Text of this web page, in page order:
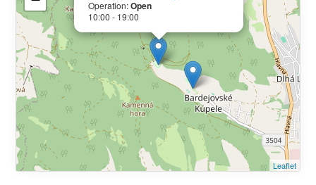
Operation:Open
10:00 - 19:00
Leaflet